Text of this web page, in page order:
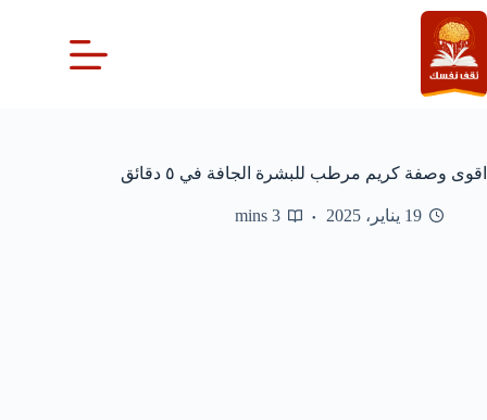
التجاوز
إلى
المحتوى
اقوى وصفة كريم مرطب للبشرة الجافة في ٥ دقائق
19 يناير، 2025 3 mins